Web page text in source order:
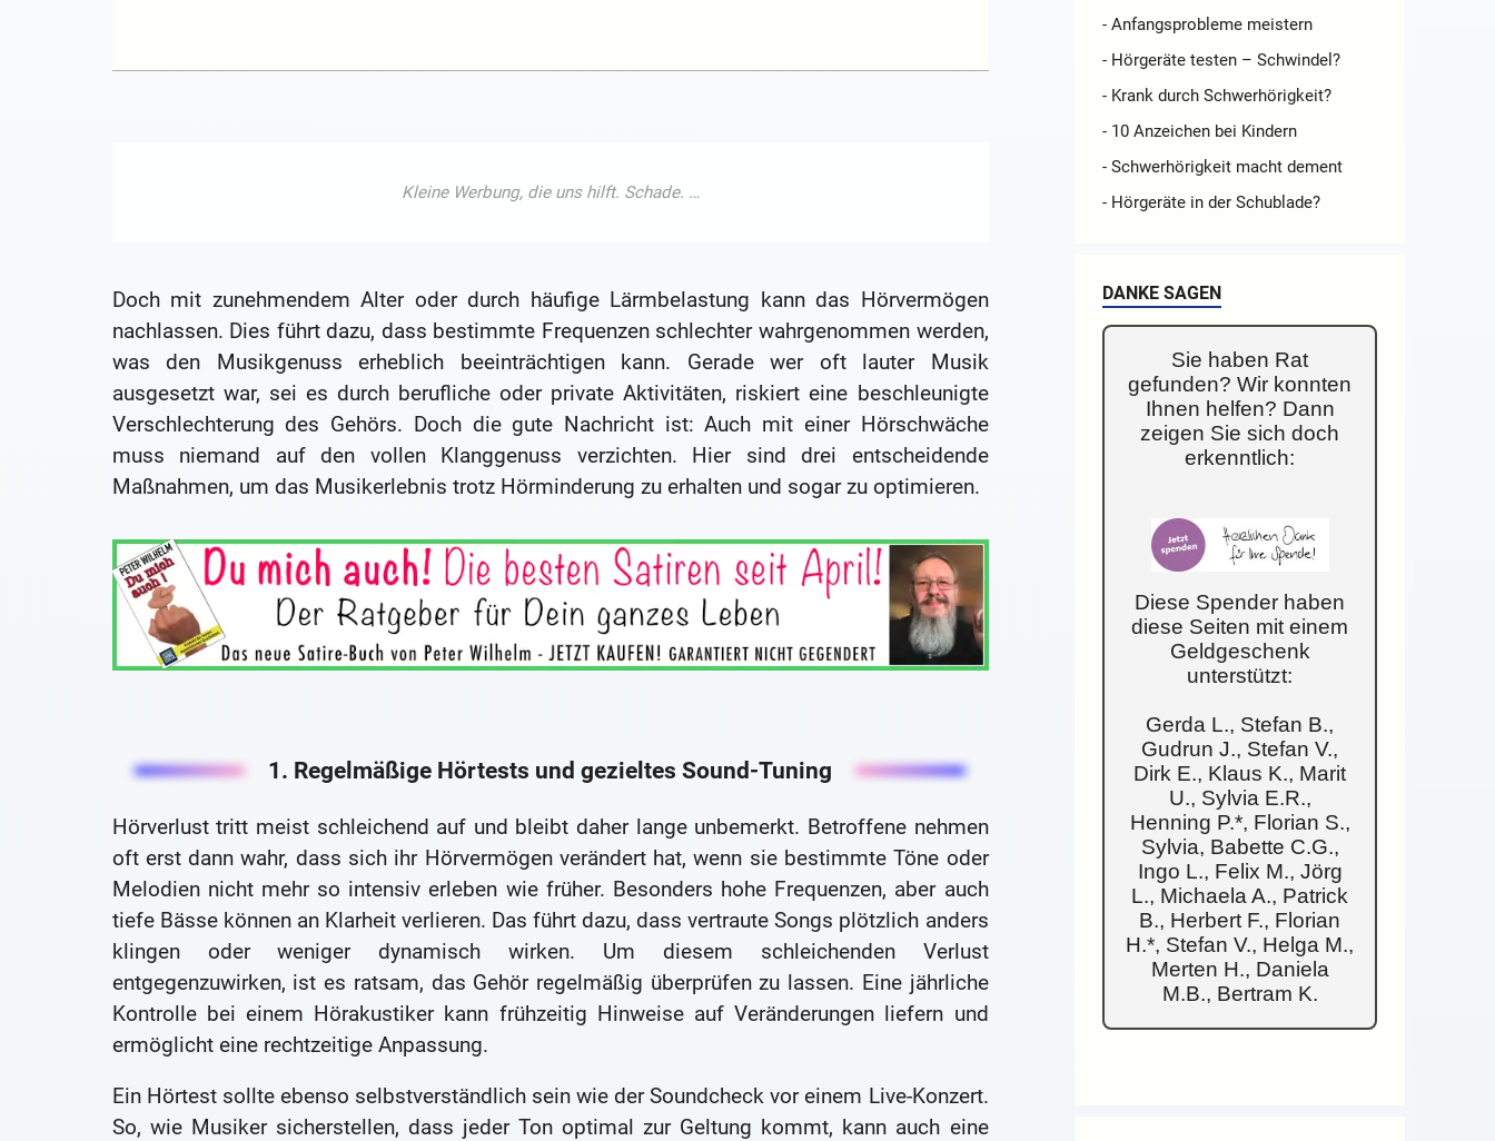
Doch mit zunehmendem Alter oder durch häufige Lärmbelastung kann das Hörvermögen
nachlassen. Dies führt dazu, dass bestimmte Frequenzen schlechter wahrgenommen werden,
was den Musikgenuss erheblich beeinträchtigen kann. Gerade wer oft lauter Musik
ausgesetzt war, sei es durch berufliche oder private Aktivitäten, riskiert eine beschleunigte
Verschlechterung des Gehörs. Doch die gute Nachricht ist: Auch mit einer Hörschwäche
muss niemand auf den vollen Klanggenuss verzichten. Hier sind drei entscheidende
Maßnahmen, um das Musikerlebnis trotz Hörminderung zu erhalten und sogar zu optimieren.
1. Regelmäßige Hörtests und gezieltes Sound-Tuning
Hörverlust tritt meist schleichend auf und bleibt daher lange unbemerkt. Betroffene nehmen
oft erst dann wahr, dass sich ihr Hörvermögen verändert hat, wenn sie bestimmte Töne oder
Melodien nicht mehr so intensiv erleben wie früher. Besonders hohe Frequenzen, aber auch
tiefe Bässe können an Klarheit verlieren. Das führt dazu, dass vertraute Songs plötzlich anders
klingen oder weniger dynamisch wirken. Um diesem schleichenden Verlust
entgegenzuwirken, ist es ratsam, das Gehör regelmäßig überprüfen zu lassen. Eine jährliche
Kontrolle bei einem Hörakustiker kann frühzeitig Hinweise auf Veränderungen liefern und
ermöglicht eine rechtzeitige Anpassung.
Ein Hörtest sollte ebenso selbstverständlich sein wie der Soundcheck vor einem Live-Konzert.
So, wie Musiker sicherstellen, dass jeder Ton optimal zur Geltung kommt, kann auch eine
- Anfangsprobleme meistern
- Hörgeräte testen – Schwindel?
- Krank durch Schwerhörigkeit?
- 10 Anzeichen bei Kindern
- Schwerhörigkeit macht dement
- Hörgeräte in der Schublade?
DANKE SAGEN
Sie haben Rat
gefunden? Wir konnten
Ihnen helfen? Dann
zeigen Sie sich doch
erkenntlich:
Diese Spender haben
diese Seiten mit einem
Geldgeschenk
unterstützt:
Gerda L., Stefan B.,
Gudrun J., Stefan V.,
Dirk E., Klaus K., Marit
U., Sylvia E.R.,
Henning P.*, Florian S.,
Sylvia, Babette C.G.,
Ingo L., Felix M., Jörg
L., Michaela A., Patrick
B., Herbert F., Florian
H.*, Stefan V., Helga M.,
Merten H., Daniela
M.B., Bertram K.